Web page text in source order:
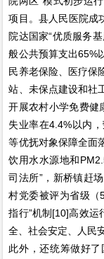
项目。县人民医院成
院达国家“优质服务
般公共预算支出65%
民养老保险、医疗保
站、未保点建设和社
开展农村小学免费健
失业率在4.4%以内
等优抚对象保障全面
饮用水水源地和
司法所”，新桥镇赶
村党委被评为省级（
指行”机制[10]高效运
全、社会安定、人民
此外，还统筹做好